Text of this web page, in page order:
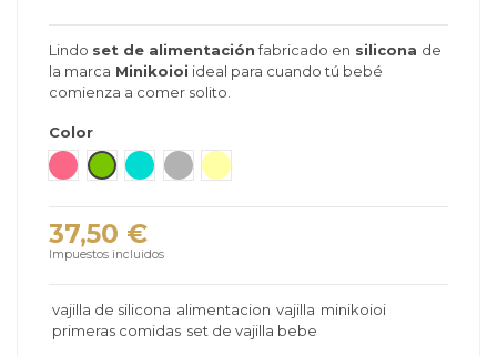
Lindo set de alimentaciónfabricado en silicona de
la marca Minikoioi ideal para cuando tú bebé
comienza a comer solito.
Color
Rosa Oscuro
Verde Verde mar
Gris Amarillo
37,50 €
Impuestos incluidos
vajilla de silicona alimentacion vajilla minikoioi
primeras comidas set de vajilla bebe